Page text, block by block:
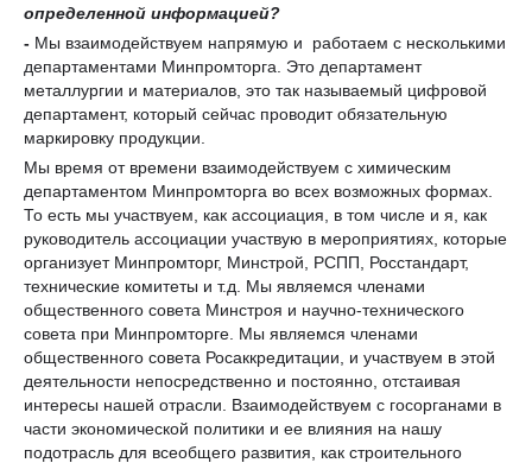
определенной информацией?
- Мы взаимодействуем напрямую и работаем с несколькими
департаментами Минпромторга. Это департамент
металлургии и материалов, это так называемый цифровой
департамент, который сейчас проводит обязательную
маркировку продукции.
Мы время от времени взаимодействуем с химическим
департаментом Минпромторга во всех возможных формах.
То есть мы участвуем, как ассоциация, в том числе и я, как
руководитель ассоциации участвую в мероприятиях, которые
организует Минпромторг, Минстрой, РСПП, Росстандарт,
технические комитеты и т.д. Мы являемся членами
общественного совета Минстроя и научно-технического
совета при Минпромторге. Мы являемся членами
общественного совета Росаккредитации, и участвуем в этой
деятельности непосредственно и постоянно, отстаивая
интересы нашей отрасли. Взаимодействуем с госорганами в
части экономической политики и ее влияния на нашу
подотрасль для всеобщего развития, как строительного